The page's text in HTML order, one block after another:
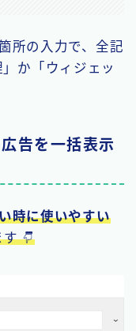
所の入力で、全記
か「ウィジェッ
告を一括表示
時に使いやすい
す